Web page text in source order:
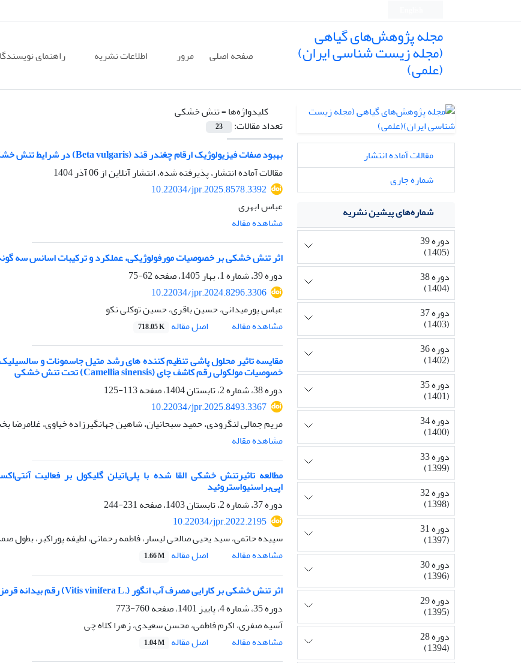
مجله پژوهش‌های گیاهی
(مجله زیست شناسی ایران)
(علمی) صفحه اصلی مرور اطلاعات نشریه راهنمای
کلیدواژه‌ها =تنش خشکی
تعداد مقالات:
23
بهبود صفات فیزیولوژیک ارقام چغندر قند (Beta vulgaris) در شرایط تنش خشکی با تغذیه برگی سالیسیلیک اسید
مقالات آماده انتشار، پذیرفته شده، انتشار آنلاین از06 آذر 1404
10.22034/jpr.2025.8578.3392
عباس ابهری
مشاهده مقاله
اثر تنش خشکی بر خصوصیات مورفولوژیکی، عملکرد و ترکیبات اسانس سه
دوره 39، شماره 1، بهار 1405، صفحه
62-75
10.22034/jpr.2024.8296.3306
عباس پورمیدانی، حسین باقری، حسین توکلی نکو
مشاهده مقاله
اصل مقاله 718.05 K
مقایسه تاثیر محلول پاشی تنظیم کننده های رشد متیل جاسمونات و
خصوصیات مولکولی رقم کاشف چای (Camellia sinensis) تحت تنش خشکی
دوره 38، شماره 2، تابستان 1404، صفحه
113-125
10.22034/jpr.2025.8493.3367
مریم جمالی لنگرودی، حمید سبحانیان، شاهین جهانگیرزاده خیاوی، غلامرضا
مشاهده مقاله
اپی‌براسنیواستروئید
دوره 37، شماره 2، تابستان 1403، صفحه
231-244
10.22034/jpr.2022.2195
سپیده حاتمی، سید یحیی صالحی لیسار، فاطمه رحمانی، لطیفه پوراکبر، بطول
مشاهده مقاله
اصل مقاله 1.66 M
اثر تنش خشکی بر کارایی مصرف آب انگور (.Vitis vinifera L) رقم بیدانه قرمز در تیمار های مختلف کودی
دوره 35، شماره 4، پاییز 1401، صفحه
760-773
آسیه صفری، اکرم فاطمی، محسن سعیدی، زهرا کلاه چی
مشاهده مقاله
اصل مقاله 1.04 M
مقالات آماده انتشار
شماره جاری
شماره‌های پیشین نشریه
دوره 39
(1405)
دوره 38
(1404)
دوره 37
(1403)
دوره 36
(1402)
دوره 35
(1401)
دوره 34
(1400)
دوره 33
(1399)
دوره 32
(1398)
دوره 31
(1397)
دوره 30
(1396)
دوره 29
(1395)
دوره 28
(1394)